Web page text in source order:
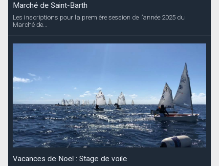
Marché de Saint-Barth
Les inscriptions pour la première session de l’année 2025 du
Marché de...
Vacances de Noël : Stage de voile